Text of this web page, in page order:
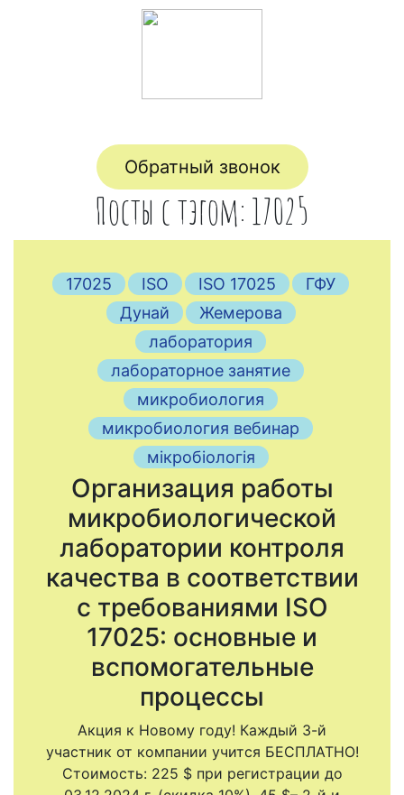
Обратный звонок
Посты с тэгом: 17025
17025 ISO ISO 17025
ГФУ
Дунай
Жемерова
лаборатория
лабораторное занятие
микробиология
микробиология вебинар
мікробіологія
Организация работы
микробиологической
лаборатории контроля
качества в соответствии
с требованиями ISO
17025: основные и
вспомогательные
процессы
Акция к Новому году! Каждый 3-й
участник от компании учится БЕСПЛАТНО!
Стоимость: 225 $ при регистрации до